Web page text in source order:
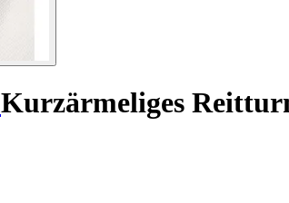
Kurzärmeliges